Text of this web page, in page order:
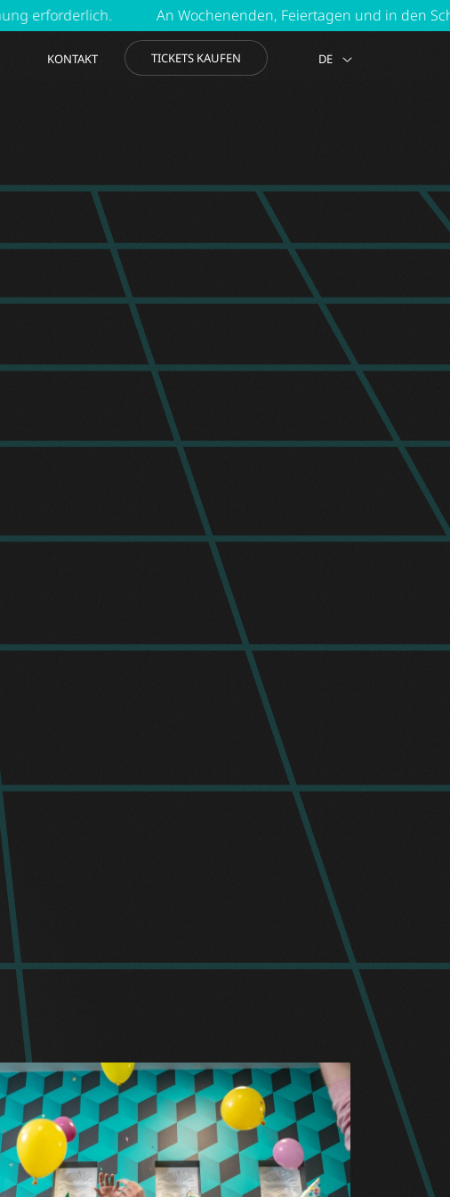
An Wochenenden, Feiertagen und in den Schulferien ist
KONTAKT
TICKETS KAUFEN
DE